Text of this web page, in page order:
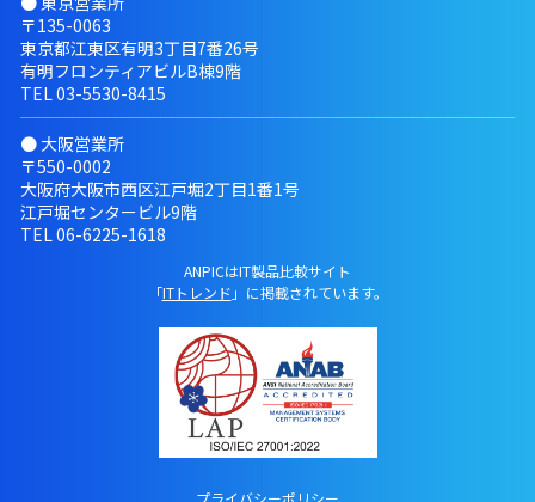
〒135-0063
東京都江東区有明3丁目7番26号
有明フロンティアビルB棟9階
TEL 03-5530-8415
● 大阪営業所
〒550-0002
大阪府大阪市西区江戸堀2丁目1番1号
江戸堀センタービル9階
TEL 06-6225-1618
ANPICはIT製品比較サイト
「ITトレンド 」に掲載されています。